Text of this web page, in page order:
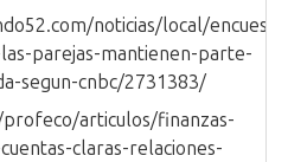
noticias/local/
parejas-mantienen-parte-
segun-cnbc/2731383/
articulos/finanzas-
claras-relaciones-